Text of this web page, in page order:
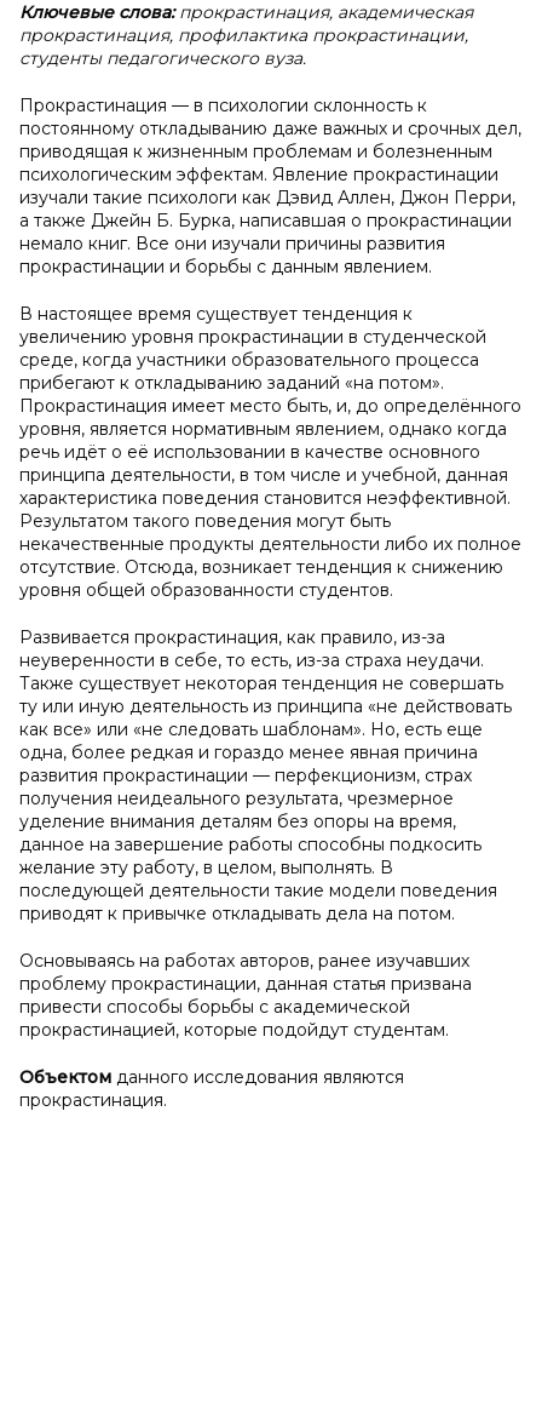
Ключевые слова:прокрастинация, академическая
прокрастинация, профилактика прокрастинации,
студенты педагогического вуза.
Прокрастинация — в психологии склонность к
постоянному откладыванию даже важных и срочных дел,
приводящая к жизненным проблемам и болезненным
психологическим эффектам. Явление прокрастинации
изучали такие психологи как Дэвид Аллен, Джон Перри,
а также Джейн Б. Бурка, написавшая о прокрастинации
немало книг. Все они изучали причины развития
прокрастинации и борьбы с данным явлением.
В настоящее время существует тенденция к
увеличению уровня прокрастинации в студенческой
среде, когда участники образовательного процесса
прибегают к откладыванию заданий «на потом».
Прокрастинация имеет место быть, и, до определённого
уровня, является нормативным явлением, однако когда
речь идёт о её использовании в качестве основного
принципа деятельности, в том числе и учебной, данная
характеристика поведения становится неэффективной.
Результатом такого поведения могут быть
некачественные продукты деятельности либо их полное
отсутствие. Отсюда, возникает тенденция к снижению
уровня общей образованности студентов.
Развивается прокрастинация, как правило, из-за
неуверенности в себе, то есть, из-за страха неудачи.
Также существует некоторая тенденция не совершать
ту или иную деятельность из принципа «не действовать
как все» или «не следовать шаблонам». Но, есть еще
одна, более редкая и гораздо менее явная причина
развития прокрастинации — перфекционизм, страх
получения неидеального результата, чрезмерное
уделение внимания деталям без опоры на время,
данное на завершение работы способны подкосить
желание эту работу, в целом, выполнять. В
последующей деятельности такие модели поведения
приводят к привычке откладывать дела на потом.
Основываясь на работах авторов, ранее изучавших
проблему прокрастинации, данная статья призвана
привести способы борьбы с академической
прокрастинацией, которые подойдут студентам.
Объектом данного исследования являются
прокрастинация.